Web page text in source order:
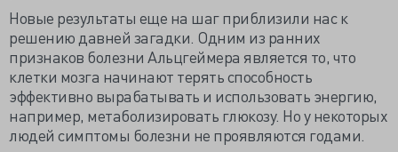
Новые результаты еще на шаг приблизили нас к
решению давней загадки. Одним из ранних
признаков болезни Альцгеймера является то, что
клетки мозга начинают терять способность
эффективно вырабатывать и использовать энергию,
например, метаболизировать глюкозу. Но у некоторых
людей симптомы болезни не проявляются годами.